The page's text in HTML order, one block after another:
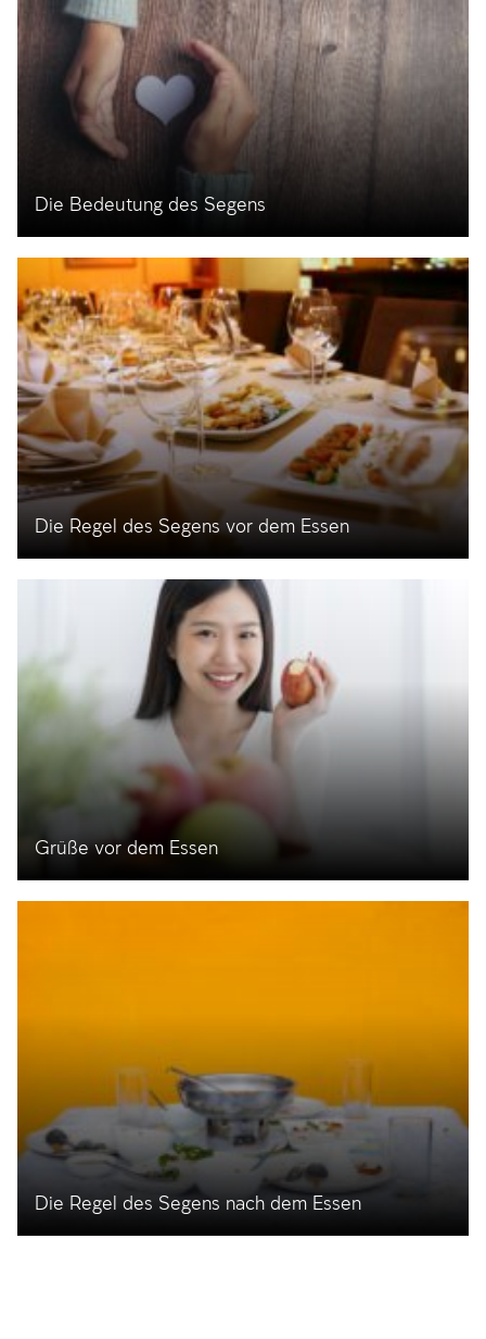
Die Bedeutung des Segens
Die Regel des Segens vor dem Essen
Grüße vor dem Essen
Die Regel des Segens nach dem Essen